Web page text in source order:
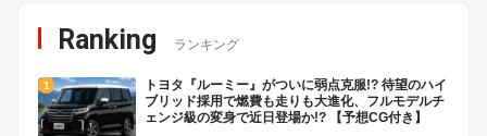
Ranking ランキング
トヨタ『ルーミー』がついに弱点克服!? 待望のハイ
ブリッド採用で燃費も走りも大進化、フルモデルチ
ェンジ級の変身で近日登場か!? 【予想CG付き】